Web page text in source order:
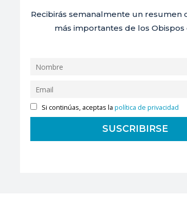
Recibirás semanalmente un resumen
más importantes de los Obispos
Si continúas, aceptas lapolítica de privacidad